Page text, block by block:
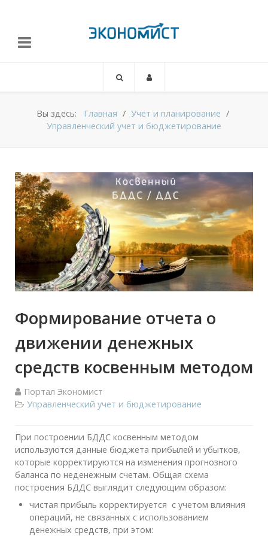
Вы здесь: Главная
Учет и планирование
Управленческий учет и бюджетирование
Формирование отчета о
движении денежных
средств косвенным методом
Портал Экономист
Управленческий учет и бюджетирование
При построении БДДС косвенным методом
используются данные бюджета прибылей и убытков,
которые корректируются на изменения прогнозного
баланса по неденежным счетам. Общая схема
построения БДДС выглядит следующим образом:
чистая прибыль корректируется с учетом влияния
операций, не связанных с использованием
денежных средств, при этом: